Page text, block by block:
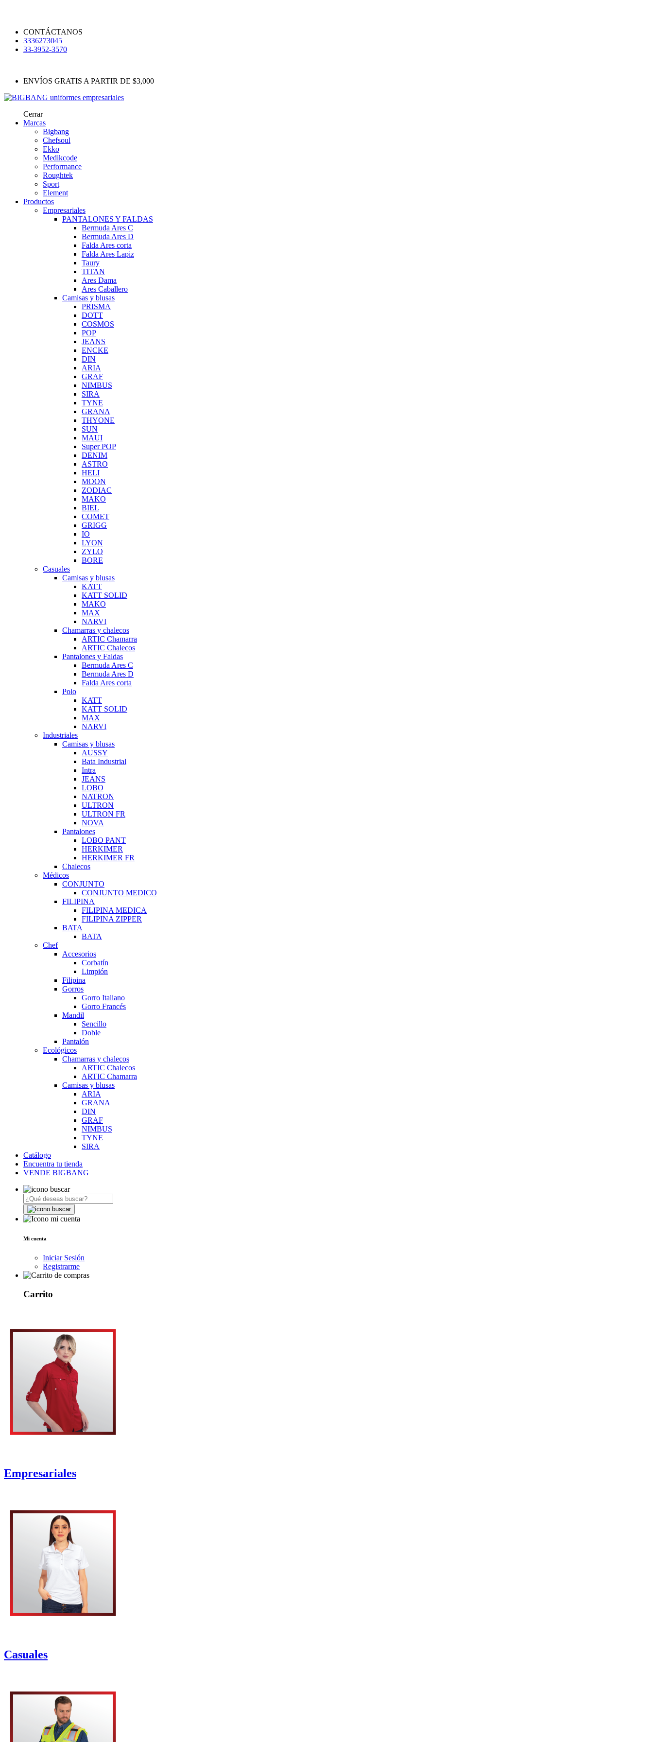
CONTÁCTANOS
3336273045
33-3952-3570
ENVÍOS GRATIS A PARTIR DE $3,000
Cerrar
Marcas
Bigbang
Chefsoul
Ekko
Medikcode
Performance
Roughtek
Sport
Element
Productos
Empresariales
PANTALONES Y FALDAS
Bermuda Ares C
Bermuda Ares D
Falda Ares corta
Falda Ares Lapiz
Taury
TITAN
Ares Dama
Ares Caballero
Camisas y blusas
PRISMA
DOTT
COSMOS
POP
JEANS
ENCKE
DIN
ARIA
GRAF
NIMBUS
SIRA
TYNE
GRANA
THYONE
SUN
MAUI
Super POP
DENIM
ASTRO
HELI
MOON
ZODIAC
MAKO
BIEL
COMET
GRIGG
IO
LYON
ZYLO
BORE
Casuales
Camisas y blusas
KATT
KATT SOLID
MAKO
MAX
NARVI
Chamarras y chalecos
ARTIC Chamarra
ARTIC Chalecos
Pantalones y Faldas
Bermuda Ares C
Bermuda Ares D
Falda Ares corta
Polo
KATT
KATT SOLID
MAX
NARVI
Industriales
Camisas y blusas
AUSSY
Bata Industrial
Intra
JEANS
LOBO
NATRON
ULTRON
ULTRON FR
NOVA
Pantalones
LOBO PANT
HERKIMER
HERKIMER FR
Chalecos
Médicos
CONJUNTO
CONJUNTO MEDICO
FILIPINA
FILIPINA MEDICA
FILIPINA ZIPPER
BATA
BATA
Chef
Accesorios
Corbatín
Limpión
Filipina
Gorros
Gorro Italiano
Gorro Francés
Mandil
Sencillo
Doble
Pantalón
Ecológicos
Chamarras y chalecos
ARTIC Chalecos
ARTIC Chamarra
Camisas y blusas
ARIA
GRANA
DIN
GRAF
NIMBUS
TYNE
SIRA
Catálogo
Encuentra tu tienda
VENDE BIGBANG
Mi cuenta
Iniciar Sesión
Registrarme
Carrito
Empresariales
Casuales